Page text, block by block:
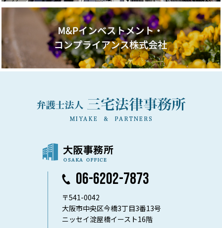
06-6202-7873
〒541-0042
大阪市中央区今橋3丁目3番13号
ニッセイ淀屋橋イースト16階